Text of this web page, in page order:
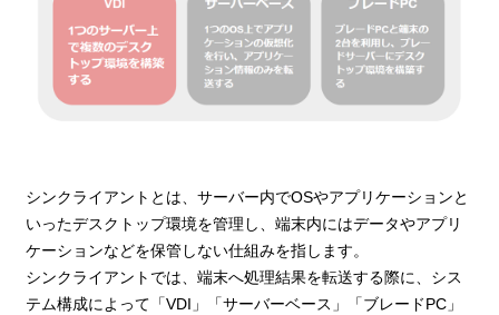
シンクライアントとは、サーバー内でOSやアプリケーションと
いったデスクトップ環境を管理し、端末内にはデータやアプリ
ケーションなどを保管しない仕組みを指します。
シンクライアントでは、端末へ処理結果を転送する際に、シス
テム構成によって「VDI」「サーバーベース」「ブレードPC」